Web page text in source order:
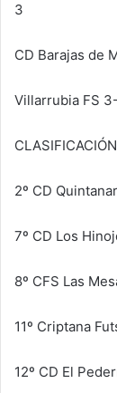
3
CD Barajas de
Villarrubia FS
CLASIFICACIÓN
2º CD
7º CD Los
8º CFS Las
11º Criptana
12º CD El